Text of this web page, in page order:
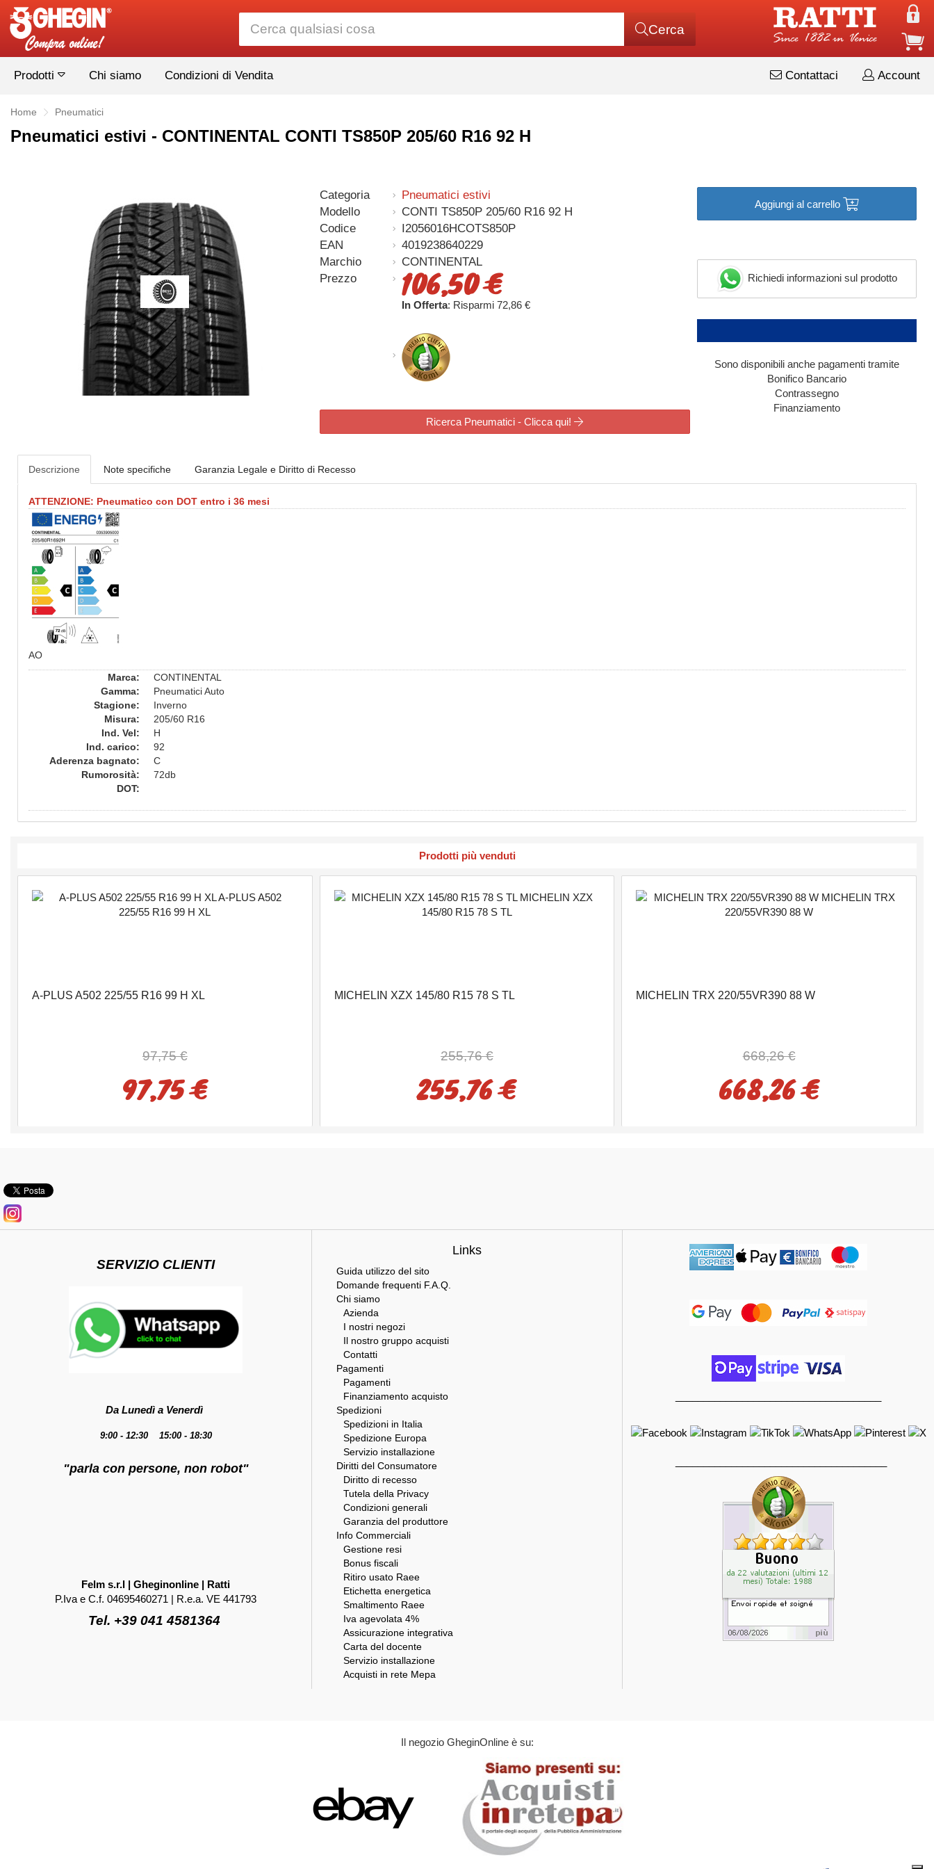
Cerca
Prodotti Chi siamo Condizioni di Vendita Account
Contattaci
Home Pneumatici
Pneumatici estivi - CONTINENTAL CONTI TS850P 205/60 R16 92 H
Categoria
Pneumatici estivi
Modello
CONTI TS850P 205/60 R16 92 H
Codice
I2056016HCOTS850P
EAN
4019238640229
Marchio
CONTINENTAL
Prezzo
106,50 €
In Offerta: Risparmi 72,86 €
Ricerca Pneumatici - Clicca qui!
Aggiungi al carrello
Richiedi informazioni sul prodotto
Sono disponibili anche pagamenti tramite
Bonifico Bancario
Contrassegno
Finanziamento
Descrizione Note specifiche Garanzia Legale e Diritto di Recesso
ATTENZIONE: Pneumatico con DOT entro i 36 mesi
AO
Marca:
CONTINENTAL
Gamma:
Pneumatici Auto
Stagione:
Inverno
Misura:
205/60 R16
Ind. Vel:
H
Ind. carico:
92
Aderenza bagnato:
C
Rumorosità:
72db
DOT:
Prodotti più venduti
A-PLUS A502 225/55 R16 99 H XL
97,75 €
97,75 €
MICHELIN XZX 145/80 R15 78 S TL
255,76 €
255,76 €
MICHELIN TRX 220/55VR390 88 W
668,26 €
668,26 €
SERVIZIO CLIENTI
Da Lunedì a Venerdì
9:00 - 12:30 15:00 - 18:30
"parla con persone, non robot"
Felm s.r.l | Gheginonline | Ratti
P.Iva e C.f. 04695460271 | R.e.a. VE 441793
Tel. +39 041 4581364
Links
Guida utilizzo del sito
Domande frequenti F.A.Q.
Chi siamo
Azienda
I nostri negozi
Il nostro gruppo acquisti
Contatti
Pagamenti
Pagamenti
Finanziamento acquisto
Spedizioni
Spedizioni in Italia
Spedizione Europa
Servizio installazione
Diritti del Consumatore
Diritto di recesso
Tutela della Privacy
Condizioni generali
Garanzia del produttore
Info Commerciali
Gestione resi
Bonus fiscali
Ritiro usato Raee
Etichetta energetica
Smaltimento Raee
Iva agevolata 4%
Assicurazione integrativa
Carta del docente
Servizio installazione
Acquisti in rete Mepa
Il negozio GheginOnline è su: